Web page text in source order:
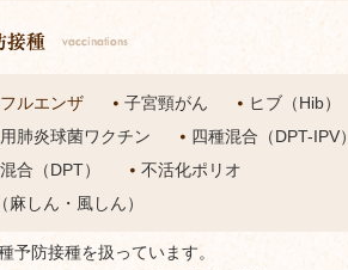
ルエンザ 子宮頸がん
ヒブ（Hib）
肺炎球菌ワクチン
四種混合（DPT-IPV）
合（DPT）
不活化ポリオ
麻しん・風しん）
予防接種を扱っています。